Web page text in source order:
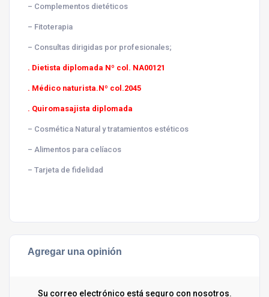
– Complementos dietéticos
– Fitoterapia
– Consultas dirigidas por profesionales;
. Dietista diplomada Nº col. NA00121
. Médico naturista.Nº col.2045
. Quiromasajista diplomada
– Cosmética Natural y tratamientos estéticos
– Alimentos para celíacos
– Tarjeta de fidelidad
Agregar una opinión
Su correo electrónico está seguro con nosotros.